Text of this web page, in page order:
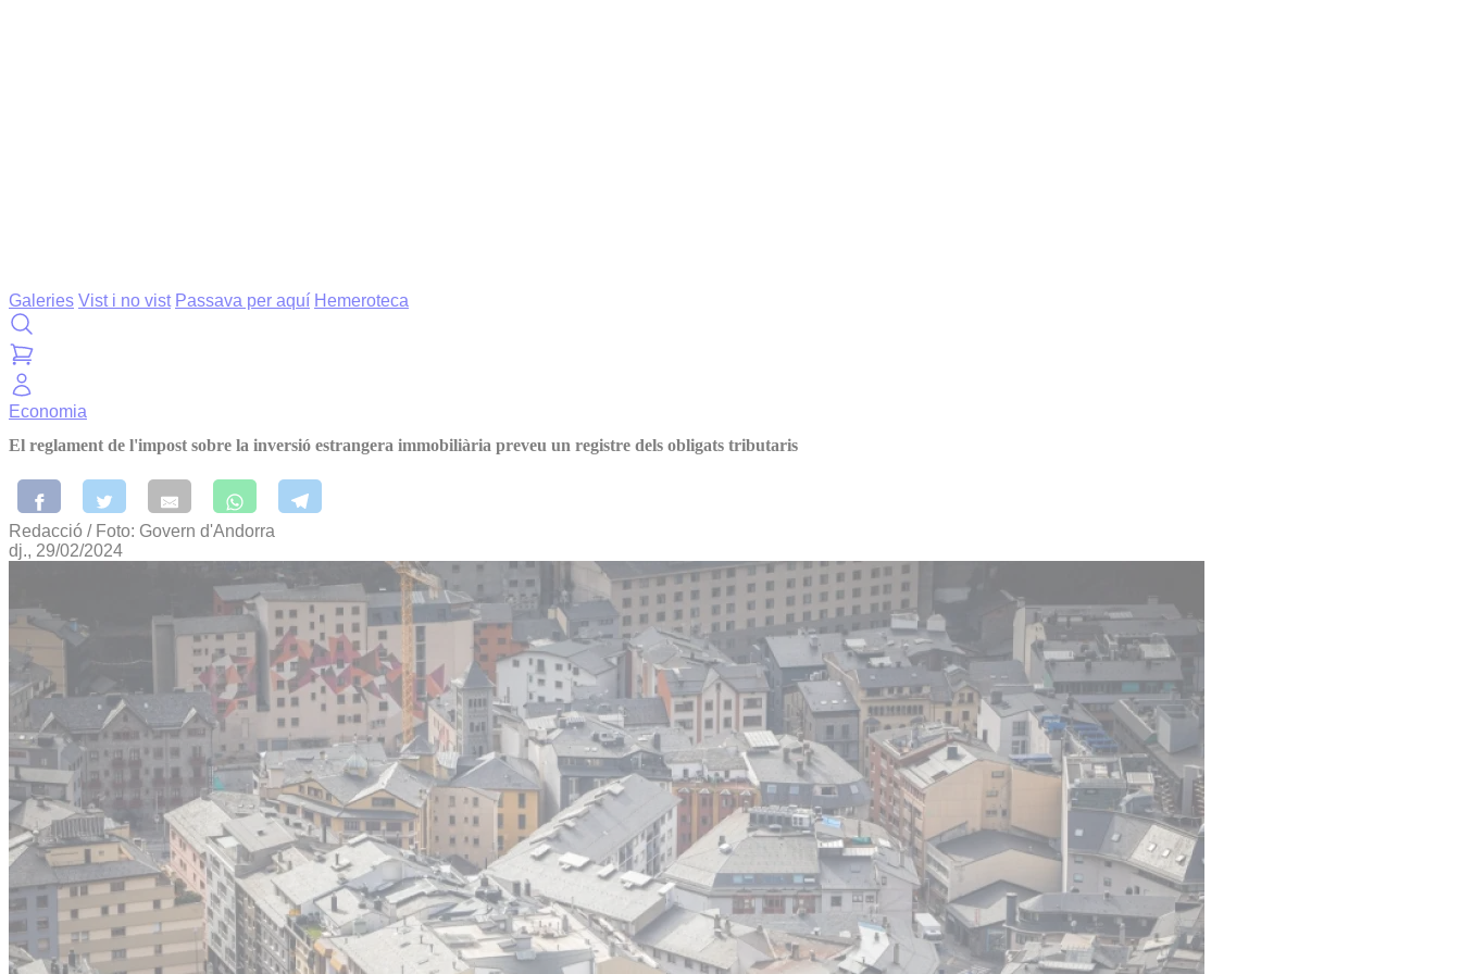
Galeries Vist i no vist Passava per aquí Hemeroteca
Economia
El reglament de l'impost sobre la inversió estrangera immobiliària preveu un registre dels obligats tributaris
Redacció / Foto: Govern d'Andorra
dj., 29/02/2024